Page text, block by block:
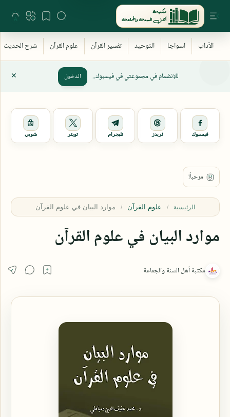
للإنضمام في مجموعتي في فيسبوك.. الدخول
فيسبوك ثريدز تليجرام تويتر شوبي
الرئيسية علوم القرآن
موارد البيان في علوم القرآن